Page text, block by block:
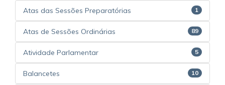
Atas das Sessões Preparatórias 1
Atas de Sessões Ordinárias 89
Atividade Parlamentar 5
Balancetes 10